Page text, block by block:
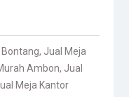
, Jual Meja
Ambon, Jual
Meja Kantor